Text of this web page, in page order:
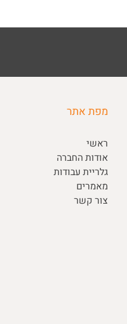
מפת אתר
ראשי
אודות החברה
גלריית עבודות
מאמרים
צור קשר